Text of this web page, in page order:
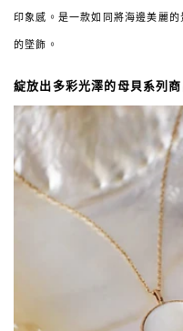
印象感。是一款如同將海邊美麗
的墜飾。
綻放出多彩光澤的母貝系列